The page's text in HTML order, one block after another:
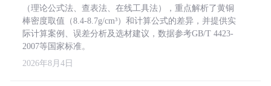
（理论公式法、查表法、在线工具法），重点解析了黄铜
棒密度取值（8.4-8.7g/cm³）和计算公式的差异，并提供实
际计算案例、误差分析及选材建议，数据参考GB/T 4423-
2007等国家标准。
2026年8月4日